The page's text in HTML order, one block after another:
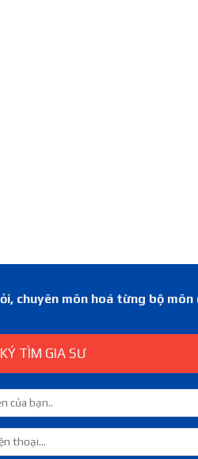
chuyên môn hoá từng bộ
TÌM GIA SƯ